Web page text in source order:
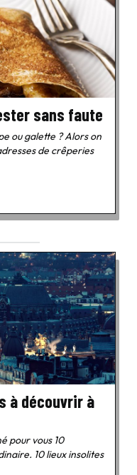
sans faute
ou galette ? Alors on
de crêperies
à découvrir à
pour vous 10
10 lieux insolites